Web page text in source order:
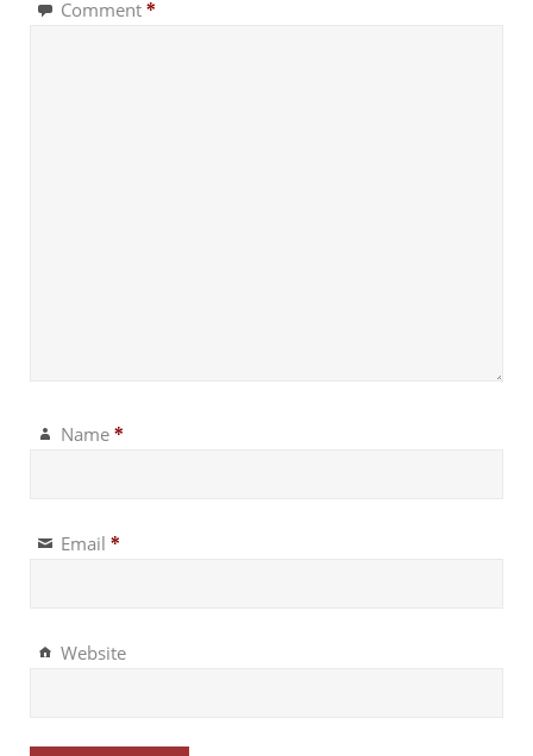
Comment *
Name *
Email *
Website